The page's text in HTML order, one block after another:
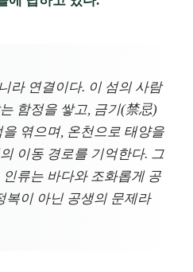
라 연결이다. 이 섬의 사람
함정을 쌓고, 금기(禁忌)
엮으며, 온천으로 태양을
이동 경로를 기억한다. 그
류는 바다와 조화롭게 공
복이 아닌 공생의 문제라